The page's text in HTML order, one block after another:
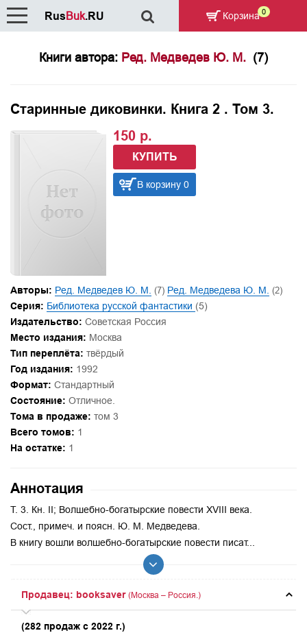
Книги автора: Ред. Медведев Ю. М. (7)
Старинные диковинки. Книга 2 . Том 3.
150 р.
КУПИТЬ
В корзину 0
Авторы: Ред. Медведев Ю. М. (7) Ред. Медведева Ю. М. (2)
Серия: Библиотека русской фантастики (5)
Издательство: Советская Россия
Место издания: Москва
Тип переплёта: твёрдый
Год издания: 1992
Формат: Стандартный
Состояние: Отличное.
Тома в продаже: том 3
Всего томов: 1
На остатке: 1
Аннотация
Т. 3. Кн. II; Волшебно-богатырские повести XVIII века.
Сост., примеч. и поясн. Ю. М. Медведева.
В книгу вошли волшебно-богатырские повести писат...
Продавец: booksaver (Москва – Россия.)
(282 продаж с 2022 г.)
RusBuk.RU Корзина 0